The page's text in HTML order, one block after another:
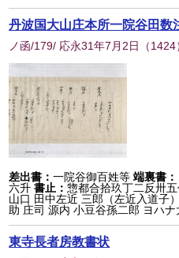
丹波国大山庄本所一院谷田数
ノ函/179/ 応永31年7月2日 （1424
差出書：一院谷御百姓等 端裏書：
六升 書止：惣都合拾玖丁二反卅
山口 田中左近 三郎（左近入道子
助 庄司 源内 小豆谷孫二郎 ヨハナ
東寺長者房教書状